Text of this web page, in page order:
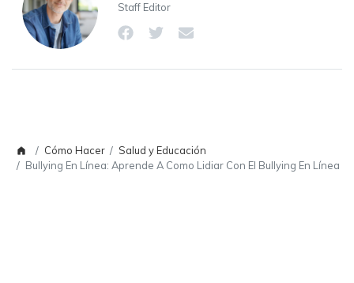
Staff Editor
Cómo Hacer
Salud y Educación
Bullying En Línea: Aprende A Como Lidiar Con El Bullying En Línea